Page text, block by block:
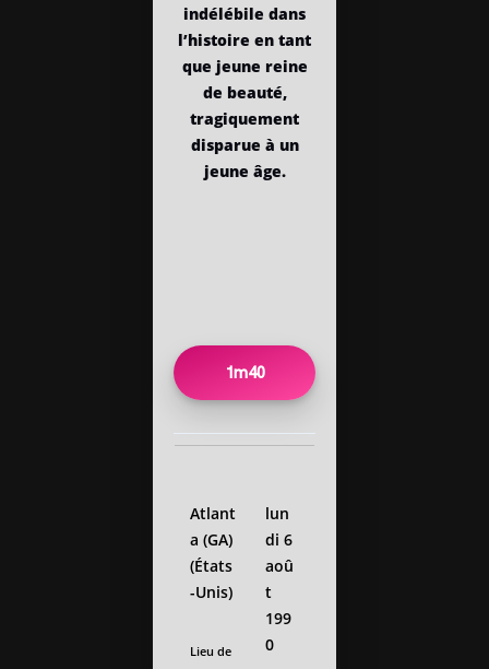
indélébile dans
l’histoire en tant
que jeune reine
de beauté,
tragiquement
disparue à un
jeune âge.
1m40
Atlant
a (GA)
(États
-Unis)
Lieu de
lun
di 6
aoû
t
199
0